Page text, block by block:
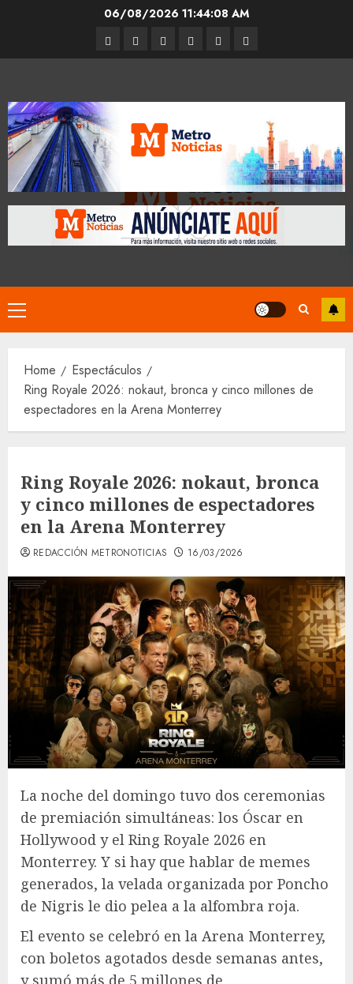
06/08/2026 11:44:09 AM
Entrevistas
Espectáculos
Movilidad
Metro
CDMX
CulturaOpinión
Primary
Menu
Home
Espectáculos
Ring Royale 2026: nokaut, bronca y cinco millones de
espectadores en la Arena Monterrey
Ring Royale 2026: nokaut, bronca
y cinco millones de espectadores
en la Arena Monterrey
REDACCIÓN METRONOTICIAS 16/03/2026
La noche del domingo tuvo dos ceremonias
de premiación simultáneas: los Óscar en
Hollywood y el Ring Royale 2026 en
Monterrey. Y si hay que hablar de memes
generados, la velada organizada por Poncho
de Nigris le dio pelea a la alfombra roja.
El evento se celebró en la Arena Monterrey,
con boletos agotados desde semanas antes,